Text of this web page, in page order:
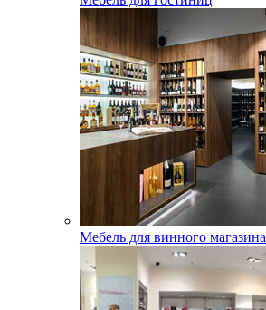
Мебель для винного магазина